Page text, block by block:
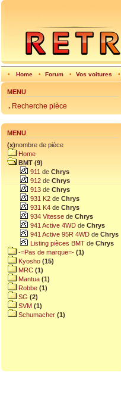
• Home • Forum • Vos voitures •
MENU
. Recherche pièce
MENU
(x)nombre de pièce
Home
BMT (9)
911 de Chrys
912 de Chrys
913 de Chrys
931 K2 de Chrys
931 K4 de Chrys
934 Vitesse de Chrys
941 Active 4WD de Chrys
941 Active 95R 4WD de Chrys
Listing pièces BMT de Chrys
-=Pas de marque=- (1)
Kyosho (15)
MRC (1)
Mantua (1)
Robbe (1)
SG (2)
SVM (1)
Schumacher (1)